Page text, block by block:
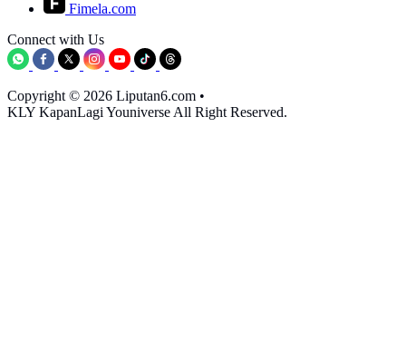
Fimela.com
Connect with Us
Copyright © 2026 Liputan6.com •
KLY KapanLagi Youniverse All Right Reserved.